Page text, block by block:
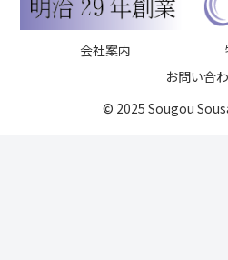
会社案内
お問い合
© 2025 Sougou